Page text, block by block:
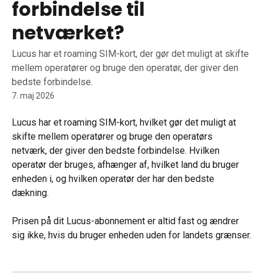
forbindelse til
netværket?
Lucus har et roaming SIM-kort, der gør det muligt at skifte
mellem operatører og bruge den operatør, der giver den
bedste forbindelse.
7. maj 2026
Lucus har et roaming SIM-kort, hvilket gør det muligt at
skifte mellem operatører og bruge den operatørs
netværk, der giver den bedste forbindelse. Hvilken
operatør der bruges, afhænger af, hvilket land du bruger
enheden i, og hvilken operatør der har den bedste
dækning.
Prisen på dit Lucus-abonnement er altid fast og ændrer
sig ikke, hvis du bruger enheden uden for landets grænser.